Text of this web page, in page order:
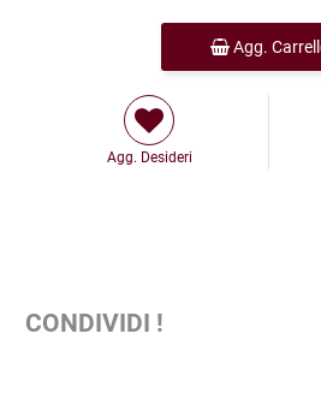
Agg.
Agg. Desideri
CONDIVIDI !